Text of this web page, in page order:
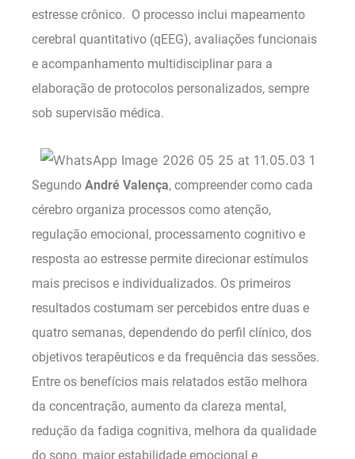
estresse crônico. O processo inclui mapeamento
cerebral quantitativo (qEEG), avaliações funcionais
e acompanhamento multidisciplinar para a
elaboração de protocolos personalizados, sempre
sob supervisão médica.
Segundo André Valença, compreender como cada
cérebro organiza processos como atenção,
regulação emocional, processamento cognitivo e
resposta ao estresse permite direcionar estímulos
mais precisos e individualizados. Os primeiros
resultados costumam ser percebidos entre duas e
quatro semanas, dependendo do perfil clínico, dos
objetivos terapêuticos e da frequência das sessões.
Entre os benefícios mais relatados estão melhora
da concentração, aumento da clareza mental,
redução da fadiga cognitiva, melhora da qualidade
do sono, maior estabilidade emocional e